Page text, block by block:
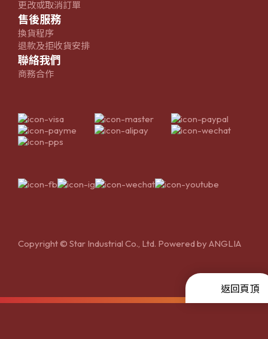
更改或取消訂單
售後服務
換貨程序
退款及拒收貨安排
聯絡我們
商務合作
Copyright © Star Industrial Co., Ltd. Powered byANGLIA
返回頁頂